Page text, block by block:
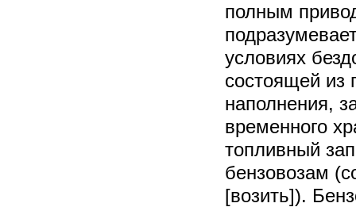
полным
условиях
состоящей из
наполнения,
временного
топливный
бензовозам
[возить]).